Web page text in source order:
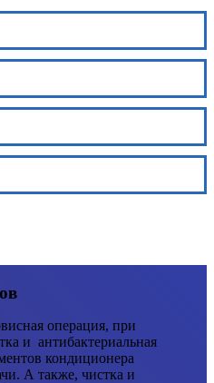
операция, при
и антибактериальная
кондиционера
А также, чистка и